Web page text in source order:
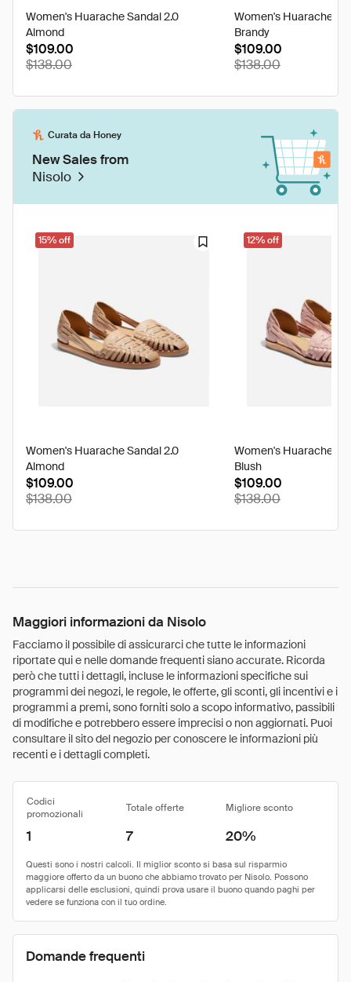
Women's Huarache Sandal 2.0
Almond
$109.00
$138.00
Women's Huarache
Brandy
$109.00
$138.00
Curata da Honey
New Sales from
Nisolo
15% off
Women's Huarache Sandal 2.0
Almond
$109.00
$138.00
12% off
Women's Huarache
Blush
$109.00
$138.00
original
price
Maggiori informazioni da Nisolo
Facciamo il possibile di assicurarci che tutte le informazioni
riportate qui e nelle domande frequenti siano accurate. Ricorda
però che tutti i dettagli, incluse le informazioni specifiche sui
programmi dei negozi, le regole, le offerte, gli sconti, gli incentivi e i
programmi a premi, sono forniti solo a scopo informativo, passibili
di modifiche e potrebbero essere imprecisi o non aggiornati. Puoi
consultare il sito del negozio per conoscere le informazioni più
recenti e i dettagli completi.
Codici
promozionali
Totale offerte Migliore sconto
1 7 20%
Domande frequenti